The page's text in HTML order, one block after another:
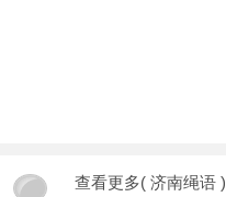
查看更多( 济南绳语 )